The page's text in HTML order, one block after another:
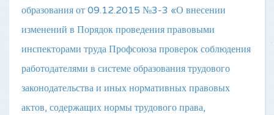
образования от 09.12.2015 №3-3 «О внесении
изменений в Порядок проведения правовыми
инспекторами труда Профсоюза проверок соблюдения
работодателями в системе образования трудового
законодательства и иных нормативных правовых
актов, содержащих нормы трудового права,